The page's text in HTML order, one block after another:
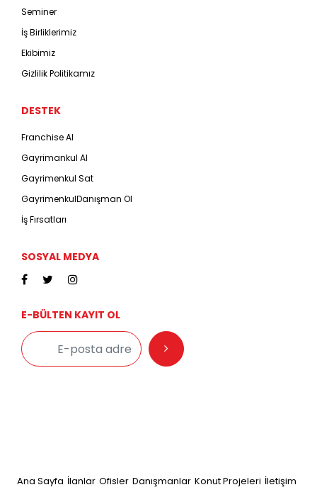
Seminer
İş Birliklerimiz
Ekibimiz
Gizlilik Politikamız
DESTEK
Franchise Al
Gayrimankul Al
Gayrimenkul Sat
GayrimenkulDanışman Ol
İş Fırsatları
SOSYAL MEDYA
E-BÜLTEN KAYIT OL
Ana Sayfa İlanlar Ofisler Danışmanlar Konut Projeleri İletişim